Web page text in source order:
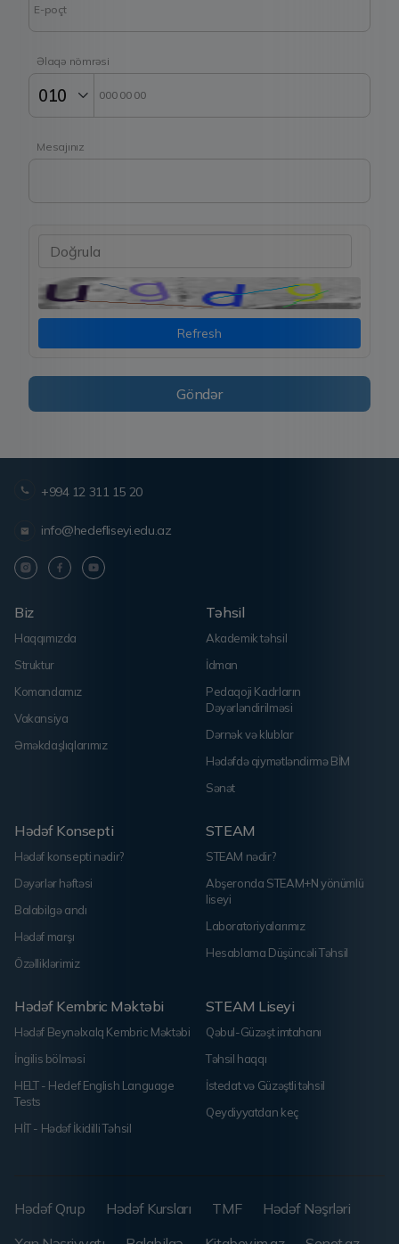
Əlaqə nömrəsi
Mesajınız
Refresh
Göndər
+994 12 311 15 20
info@hedefliseyi.edu.az
Biz
Haqqımızda
Struktur
Komandamız
Vakansiya
Əməkdaşlıqlarımız
Təhsil
Akademik təhsil
İdman
Pedaqoji Kadrların
Dəyərləndirilməsi
Dərnək və klublar
Hədəfdə qiymətləndirmə BİM
Sənət
Hədəf Konsepti
Hədəf konsepti nədir?
Dəyərlər həftəsi
Balabilgə andı
Hədəf marşı
Özəlliklərimiz
STEAM
STEAM nədir?
Abşeronda STEAM+N yönümlü
liseyi
Laboratoriyalarımız
Hesablama Düşüncəli Təhsil
Hədəf Kembric Məktəbi
Hədəf Beynəlxalq Kembric Məktəbi
İngilis bölməsi
HELT - Hedef English Language
Tests
HİT - Hədəf İkidilli Təhsil
STEAM Liseyi
Qəbul-Güzəşt imtahanı
Təhsil haqqı
İstedat və Güzəştli təhsil
Qeydiyyatdan keç
Hədəf Qrup Hədəf Kursları TMF
Hədəf Nəşrləri